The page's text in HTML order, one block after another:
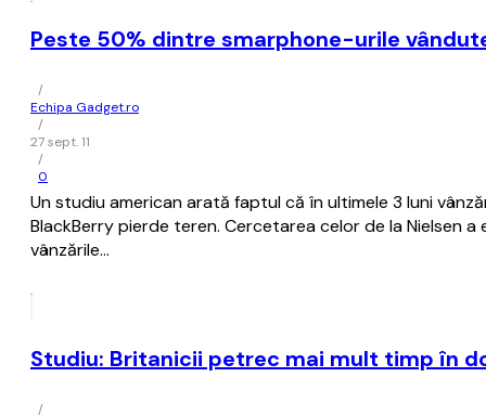
Peste 50% dintre smarphone-urile
/
Echipa Gadget.ro
/
27 sept. 11
/
0
Un studiu american arată faptul că în ultimele 3 luni
BlackBerry pierde teren. Cercetarea celor de la Nielsen
vânzările…
Studiu: Britanicii petrec mai mult timp în
/